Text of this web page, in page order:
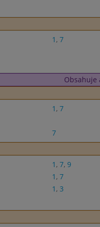
1 , 7
Obsahuje
1 , 7
7
1 , 7, 9
1 , 7
1 , 3